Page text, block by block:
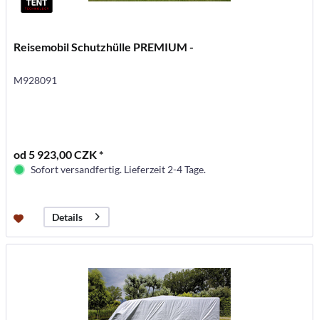
Reisemobil Schutzhülle PREMIUM -
M928091
od 5 923,00 CZK *
Sofort versandfertig. Lieferzeit 2-4 Tage.
Details